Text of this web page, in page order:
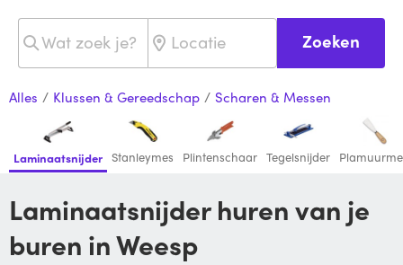
Zoeken
Alles / Klussen & Gereedschap / Scharen & Messen
Laminaatsnijder Stanleymes Plintenschaar Tegelsnijder
Laminaatsnijder huren van je
buren in Weesp